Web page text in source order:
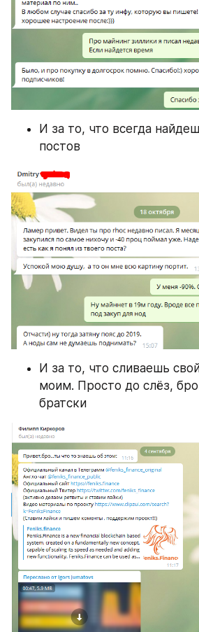
И за то, что всегда
постов
И за то, что сливаешь
моим. Просто до слёз,
братски